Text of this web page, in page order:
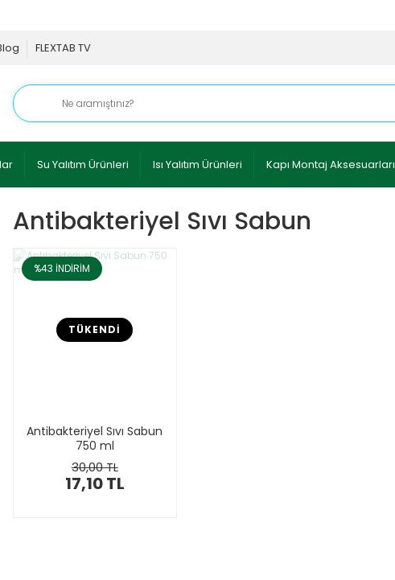
FLEXTAB TV
Su Yalıtım Ürünleri Isı Yalıtım Ürünleri Kapı Montaj Aksesuarları
Antibakteriyel Sıvı Sabun
%43 İNDİRİM
TÜKENDİ
Antibakteriyel Sıvı Sabun
750 ml
30,00 TL
17,10 TL